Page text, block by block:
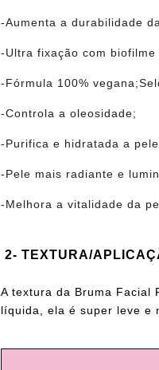
-Aumenta a durabilidade
-Ultra fixação com biofilme
-Fórmula 100%
-Controla a oleosidade;
-Purifica e hidratada a
-Pele mais radiante e
-Melhora a vitalidade da
2- TEXTURA/
A textura da Bruma Facial
líquida, ela é super leve e